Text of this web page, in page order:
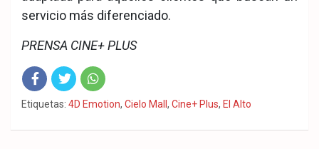
servicio más diferenciado.
PRENSA CINE+ PLUS
Fac
eb
Twit
ter
Wha
tsA
Etiquetas: 4D Emotion, Cielo Mall , Cine+ Plus, El Alto